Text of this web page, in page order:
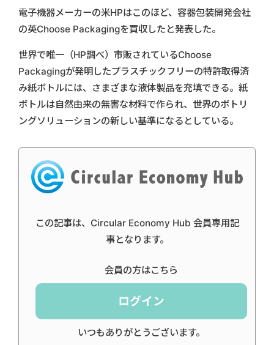
電子機器メーカーの米HPはこのほど、容器包装開発会社
の英Choose Packagingを買収したと発表した。
世界で唯一（HP調べ）市販されているChoose
Packagingが発明したプラスチックフリーの特許取得済
み紙ボトルには、さまざまな液体製品を充填できる。紙
ボトルは自然由来の無害な材料で作られ、世界のボトリ
ングソリューションの新しい基準になるとしている。
この記事は、Circular Economy Hub 会員専用記
事となります。
会員の方はこちら
ログイン
いつもありがとうございます。